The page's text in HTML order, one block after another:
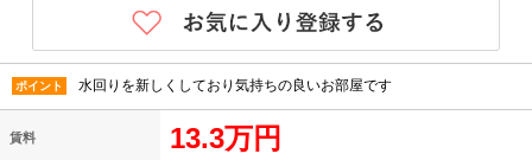
ポイント 水回りを新しくしており気持ちの良いお部屋です
賃料 13.3万円